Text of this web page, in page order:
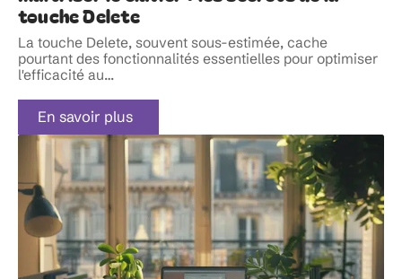
touche Delete
La touche Delete, souvent sous-estimée, cache
pourtant des fonctionnalités essentielles pour optimiser
l'efficacité au…
En savoir plus